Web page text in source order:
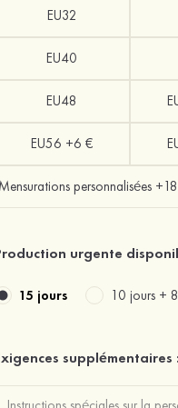
EU32
EU40
EU48
EU56 +6 €
Mensurations personnalisées
urgente
15 jours 10 jours +
supplémentaires :